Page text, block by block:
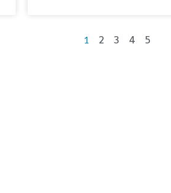
1 2 3 4 5